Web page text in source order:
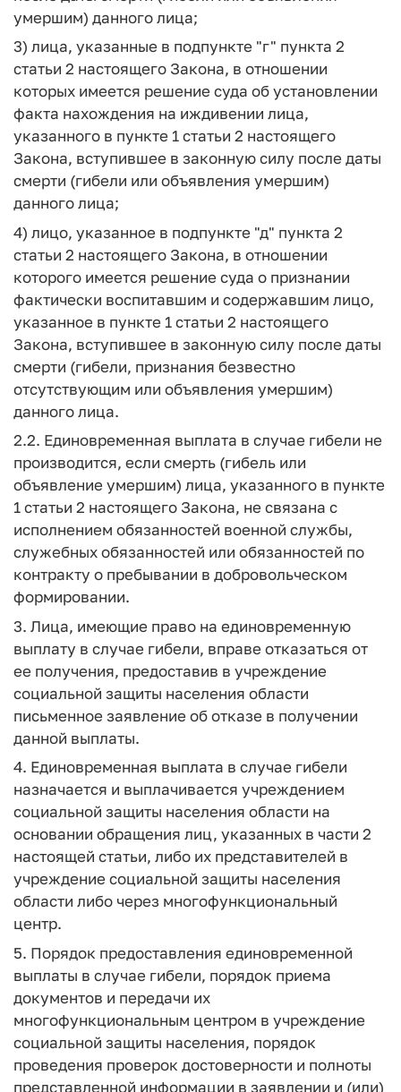
умершим) данного лица;
3) лица, указанные в подпункте "г" пункта 2
статьи 2 настоящего Закона, в отношении
которых имеется решение суда об установлении
факта нахождения на иждивении лица,
указанного в пункте 1 статьи 2 настоящего
Закона, вступившее в законную силу после даты
смерти (гибели или объявления умершим)
данного лица;
4) лицо, указанное в подпункте "д" пункта 2
статьи 2 настоящего Закона, в отношении
которого имеется решение суда о признании
фактически воспитавшим и содержавшим лицо,
указанное в пункте 1 статьи 2 настоящего
Закона, вступившее в законную силу после даты
смерти (гибели, признания безвестно
отсутствующим или объявления умершим)
данного лица.
2.2. Единовременная выплата в случае гибели не
производится, если смерть (гибель или
объявление умершим) лица, указанного в пункте
1 статьи 2 настоящего Закона, не связана с
исполнением обязанностей военной службы,
служебных обязанностей или обязанностей по
контракту о пребывании в добровольческом
формировании.
3. Лица, имеющие право на единовременную
выплату в случае гибели, вправе отказаться от
ее получения, предоставив в учреждение
социальной защиты населения области
письменное заявление об отказе в получении
данной выплаты.
4. Единовременная выплата в случае гибели
назначается и выплачивается учреждением
социальной защиты населения области на
основании обращения лиц, указанных в части 2
настоящей статьи, либо их представителей в
учреждение социальной защиты населения
области либо через многофункциональный
центр.
5. Порядок предоставления единовременной
выплаты в случае гибели, порядок приема
документов и передачи их
многофункциональным центром в учреждение
социальной защиты населения, порядок
проведения проверок достоверности и полноты
представленной информации в заявлении и (или)